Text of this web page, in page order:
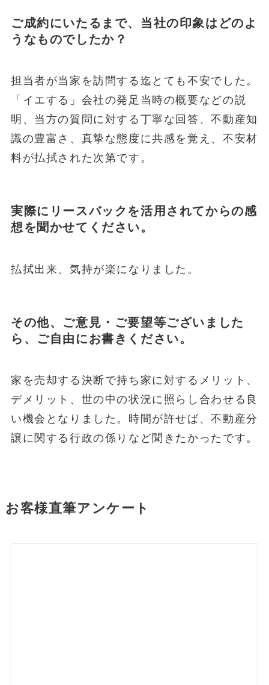
ご成約にいたるまで、当社の印象はどのよ
うなものでしたか？
担当者が当家を訪問する迄とても不安でした。
「イエする」会社の発足当時の概要などの説
明、当方の質問に対する丁寧な回答、不動産知
識の豊富さ、真摯な態度に共感を覚え、不安材
料が払拭された次第です。
実際にリースバックを活用されてからの感
想を聞かせてください。
払拭出来、気持が楽になりました。
その他、ご意見・ご要望等ございました
ら、ご自由にお書きください。
家を売却する決断で持ち家に対するメリット、
デメリット、世の中の状況に照らし合わせる良
い機会となりました。時間が許せば、不動産分
譲に関する行政の係りなど聞きたかったです。
お客様直筆アンケート